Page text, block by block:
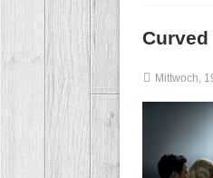
Mittwoch,